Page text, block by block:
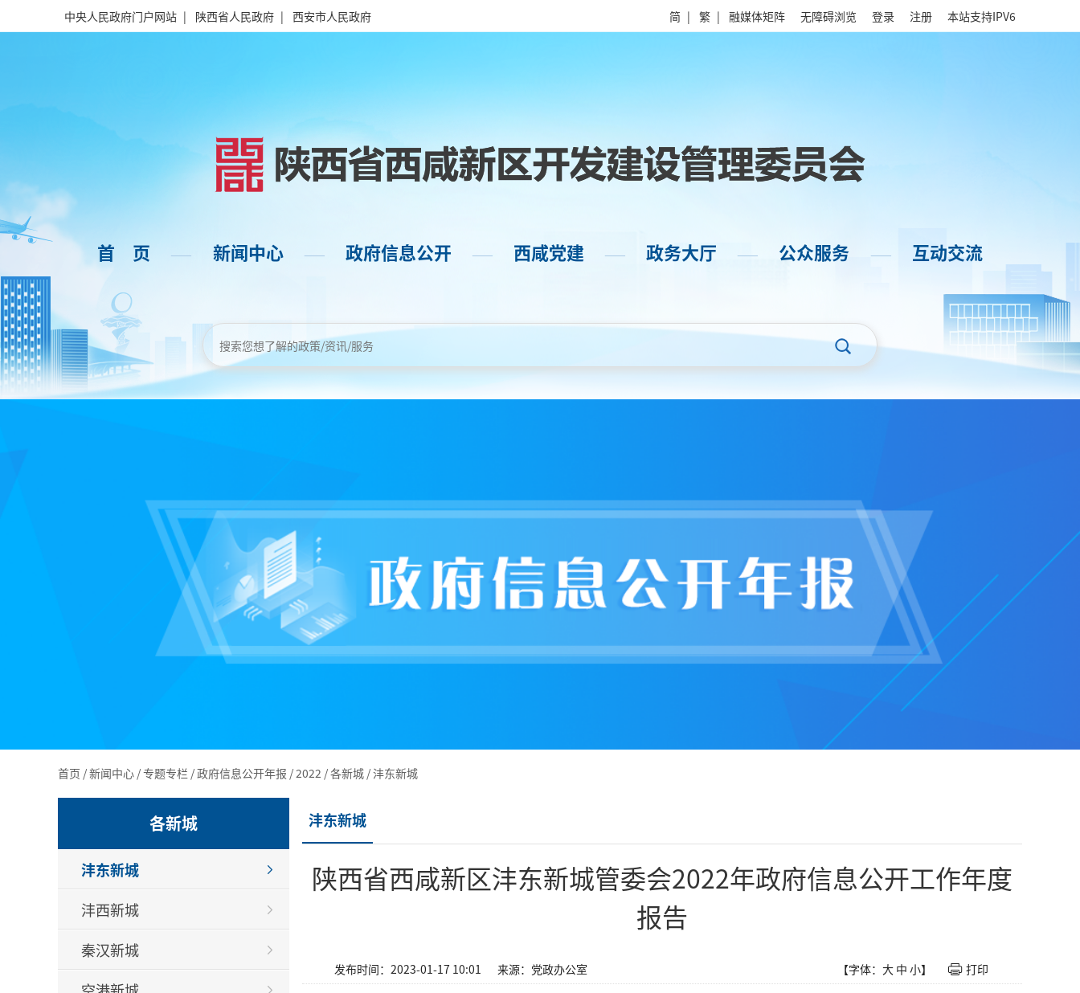
中央人民政府门户网站 | 陕西省人民政府 | 西安市人民政府 简 | 繁 | 融媒体矩阵 无障碍浏览 登录 注册 本站支持IPV6
首 页 —— 新闻中心 —— 政府信息公开 —— 西咸党建 —— 政务大厅 —— 公众服务 —— 互动交流
首页 /新闻中心 /专题专栏 /政府信息公开年报 /2022 /各新城 /沣东新城
各新城
沣东新城
沣西新城
秦汉新城
沣东新城
陕西省西咸新区沣东新城管委会2022年政府信息公开工作年度
报告
发布时间：2023-01-17 10:01 来源：党政办公室 【字体： 大 中 小】 打印